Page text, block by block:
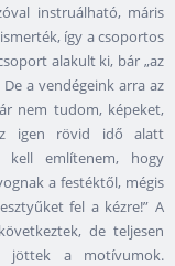
instruálható, máris
így a csoportos
alakult ki, bár „az
a vendégeink arra az
nem tudom, képeket,
igen rövid idő alatt
kell említenem, hogy
a festéktől, mégis
fel a kézre!” A
de teljesen
jöttek a motívumok.